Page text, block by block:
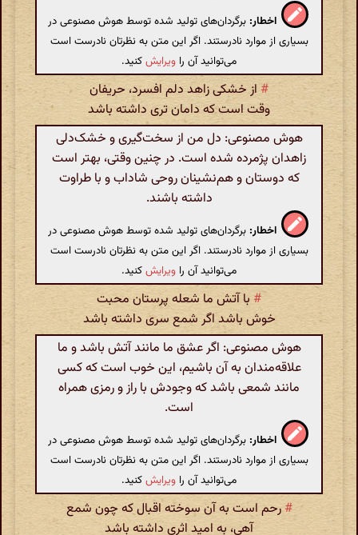
اخطار: برگردان‌های تولید شده توسط هوش مصنوعی در
بسیاری از موارد نادرستند. اگر این متن به نظرتان نادرست است
می‌توانید آن را ویرایشکنید.
# از خشکی زاهد دلم افسرد، حریفان
وقت است که دامان تری داشته باشد
هوش مصنوعی: دل من از سخت‌گیری و خشک‌دلی
زاهدان پژمرده شده است. در چنین وقتی، بهتر است
که دوستان و هم‌نشینان روحی شاداب و با طراوت
داشته باشند.
اخطار: برگردان‌های تولید شده توسط هوش مصنوعی در
بسیاری از موارد نادرستند. اگر این متن به نظرتان نادرست است
می‌توانید آن را ویرایشکنید.
# با آتش ما شعله پرستان محبت
خوش باشد اگر شمع سری داشته باشد
هوش مصنوعی: اگر عشق ما مانند آتش باشد و ما
علاقه‌مندان به آن باشیم، این خوب است که کسی
مانند شمعی باشد که وجودش با راز و رمزی همراه
است.
اخطار: برگردان‌های تولید شده توسط هوش مصنوعی در
بسیاری از موارد نادرستند. اگر این متن به نظرتان نادرست است
می‌توانید آن را ویرایشکنید.
# رحم است به آن سوخته اقبال که چون شمع
آهی، به امید اثری داشته باشد